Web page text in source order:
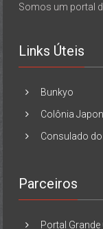
Somos um portal
Links Úteis
Bunkyo
Colônia
Consulado
Parceiros
Portal Grande